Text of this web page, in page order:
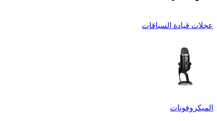
عجلات قيادة السباقات
الميكروفونات